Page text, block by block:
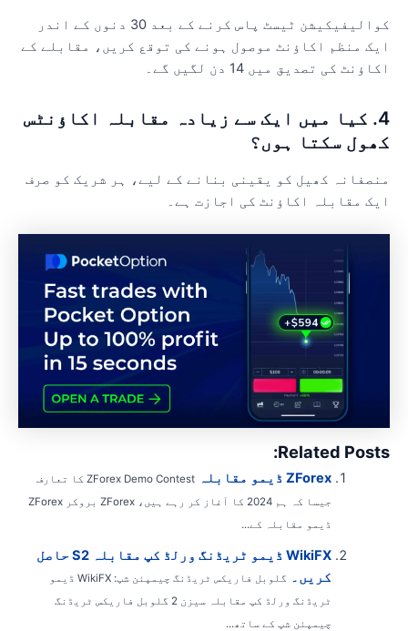
کوالیفیکیشن ٹیسٹ پاس کرنے کے بعد 30 دنوں کے اندر
منظم اکاؤنٹ موصول ہونے کی توقع کریں، مقابلے کے
کی تصدیق میں 14 دن لگیں گے۔
4. کیا میں ایک سے زیادہ مقابلہ اکاؤنٹس
سکتا ہوں؟
کھیل کو یقینی بنانے کے لیے، ہر شریک کو صرف
مقابلہ اکاؤنٹ کی اجازت ہے۔
Related
ZForex ڈیمو مقابلہ
ZForex Demo Contest کا تعارف
جیسا کہ ہم 2024 کا آغاز کر رہے ہیں، ZForex بروکر ZForex
ڈیمو مقابلہ کے...
WikiFX ڈیمو ٹریڈنگ ورلڈ کپ مقابلہ S2 حاصل
کریں۔
گلوبل فاریکس ٹریڈنگ چیمپئن شپ: WikiFX ڈیمو
ٹریڈنگ ورلڈ کپ مقابلہ سیزن 2 گلوبل فاریکس ٹریڈنگ
چیمپئن شپ کے ساتھ...